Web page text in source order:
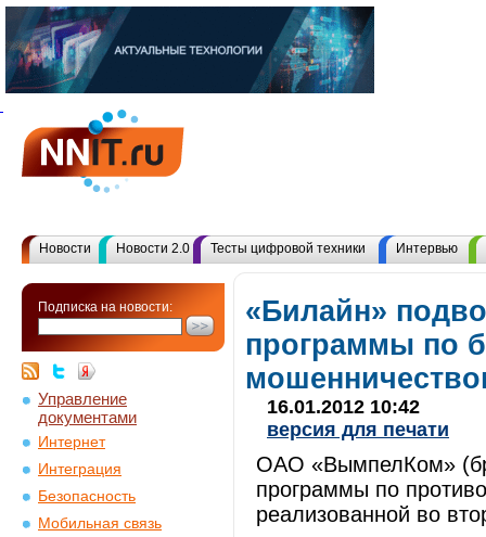
Новости Новости 2.0 Тесты цифровой техники Интервью
Подписка на новости:
Управление
документами
Интернет
Интеграция
Безопасность
Мобильная связь
«Билайн»
программы по
16.01.2012 10:42
версия для печати
ОАО «ВымпелКом»
программы по
реализованной во